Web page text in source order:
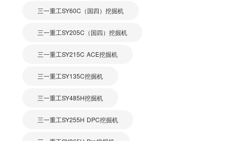
三一重工SY60C（国四）挖掘机
三一重工SY205C（国四）挖掘机
三一重工SY215C ACE挖掘机
三一重工SY135C挖掘机
三一重工SY485H挖掘机
三一重工SY255H DPC挖掘机